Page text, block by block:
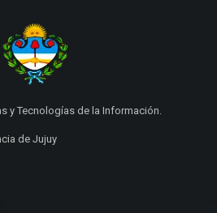
y Tecnologías de la Información.
de Jujuy